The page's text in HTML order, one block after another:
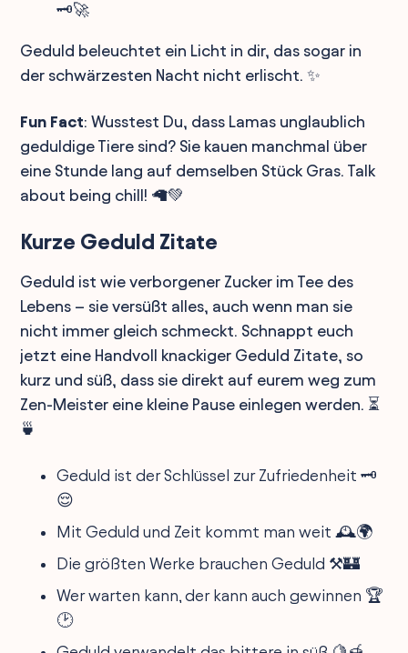
🗝️🚀
Geduld beleuchtet ein Licht in dir, das sogar in
der schwärzesten Nacht nicht erlischt. ✨
Fun Fact: Wusstest Du, dass Lamas unglaublich
geduldige Tiere sind? Sie kauen manchmal über
eine Stunde lang auf demselben Stück Gras. Talk
about being chill! 🦙💚
Kurze Geduld Zitate
Geduld ist wie verborgener Zucker im Tee des
Lebens – sie versüßt alles, auch wenn man sie
nicht immer gleich schmeckt. Schnappt euch
jetzt eine Handvoll knackiger Geduld Zitate, so
kurz und süß, dass sie direkt auf eurem weg zum
Zen-Meister eine kleine Pause einlegen werden. ⏳
🍵
Geduld ist der Schlüssel zur Zufriedenheit 🗝️
😌
Mit Geduld und Zeit kommt man weit 🕰️🌍
Die größten Werke brauchen Geduld ⚒️🏰
Wer warten kann, der kann auch gewinnen 🏆
🕑